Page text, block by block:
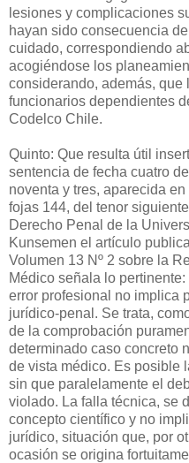
lesiones y complicaciones
hayan sido consecuencia
cuidado, correspondiendo
acogiéndose los
considerando, además, que
funcionarios dependientes
Codelco Chile.
Quinto: Que resulta útil
sentencia de fecha cuatro
noventa y tres, aparecida
fojas 144, del tenor
Derecho Penal de la
Kunsemen el artículo
Volumen 13 Nº 2 sobre la
Médico señala lo
error profesional no implica
jurídico-penal. Se trata,
de la comprobación
determinado caso concreto
de vista médico. Es posible
sin que paralelamente el
violado. La falla técnica, se
concepto científico y no
jurídico, situación que, por
ocasión se origina